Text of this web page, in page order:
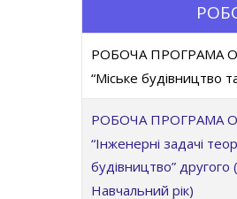
РОБОЧА ПРОГРАМА
“Міське будівництво
РОБОЧА ПРОГРАМА
“Інженерні задачі
будівництво” другого
Навчальний рік)